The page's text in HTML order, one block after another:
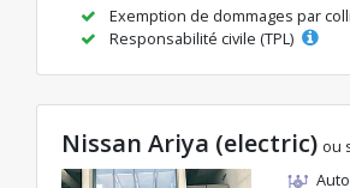
Exemption de dommages par
Responsabilité civile (TPL)
Nissan Ariya (electric) ou